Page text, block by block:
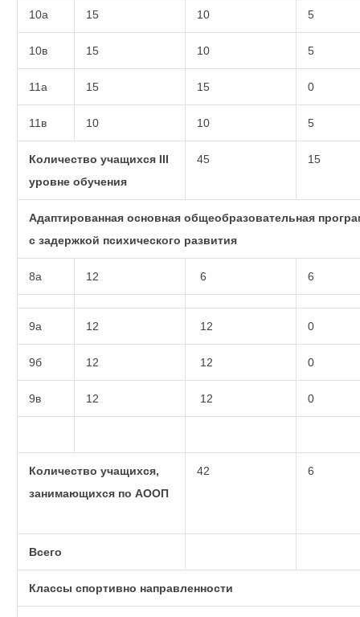
10а 15 10 5
10в 15 10 5
11а 15 15 0
11в 10 10 5
Количество учащихся III
уровне обучения
45 15
Адаптированная основная общеобразовательная
с задержкой психического развития
8а 12 6 6
9а 12 12 0
9б 12 12 0
9в 12 12 0
Количество учащихся,
занимающихся по АООП
42 6
Всего
Классы спортивно направленности